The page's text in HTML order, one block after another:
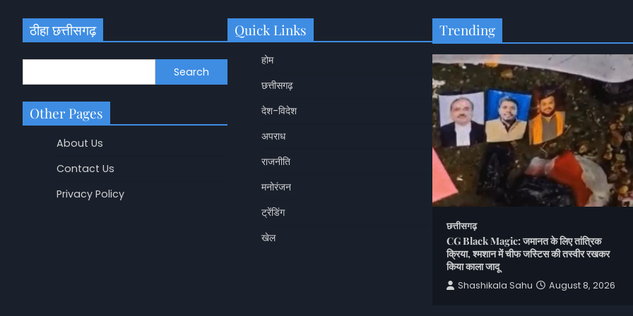
ठीहा छत्तीसगढ़
Search
Other Pages
About Us
Contact Us
Privacy Policy
Quick Links
होम
छत्तीसगढ़
देश-विदेश
अपराध
राजनीति
मनोरंजन
ट्रेंडिंग
खेल
Trending
Korba Crocodile Rescue: खेत में मिला
छत्तीसगढ़
CG Black Magic: जमानत के लिए तांत्रिक
क्रिया, श्मशान में चीफ जस्टिस की तस्वीर रखकर
किया काला जादू
Shashikala Sahu August 8, 2026